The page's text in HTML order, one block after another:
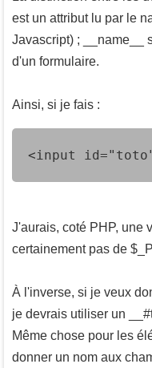
est un attribut lu par le
Javascript) ; __name__
d'un formulaire.
Ainsi, si je fais :
<input
J'aurais, coté PHP, une
certainement pas de
À l'inverse, si je veux
je devrais utiliser un
Même chose pour les
donner un nom aux